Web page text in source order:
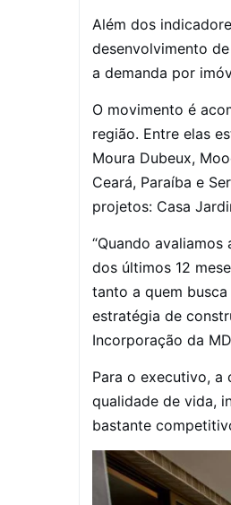
Além dos
desenvolvimento
a demanda por
O movimento é
região. Entre elas
Moura Dubeux,
Ceará, Paraíba e
projetos: Casa
“Quando
dos últimos 12
tanto a quem
estratégia de
Incorporação da
Para o executivo,
qualidade de vida,
bastante